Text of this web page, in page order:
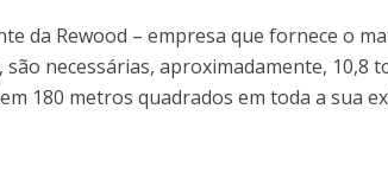
da Rewood – empresa que fornece o
necessárias, aproximadamente, 10,8
180 metros quadrados em toda a sua